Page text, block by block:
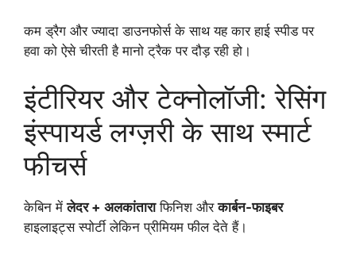
कम ड्रैग और ज्यादा डाउनफोर्स के साथ यह कार हाई स्पीड पर
हवा को ऐसे चीरती है मानो ट्रैक पर दौड़ रही हो।
इंटीरियर और टेक्नोलॉजी: रेसिंग
इंस्पायर्ड लग्ज़री के साथ स्मार्ट
फीचर्स
केबिन मेंलेदर + अलकांताराफिनिश औरकार्बन-फाइबर
हाइलाइट्स स्पोर्टी लेकिन प्रीमियम फील देते हैं।